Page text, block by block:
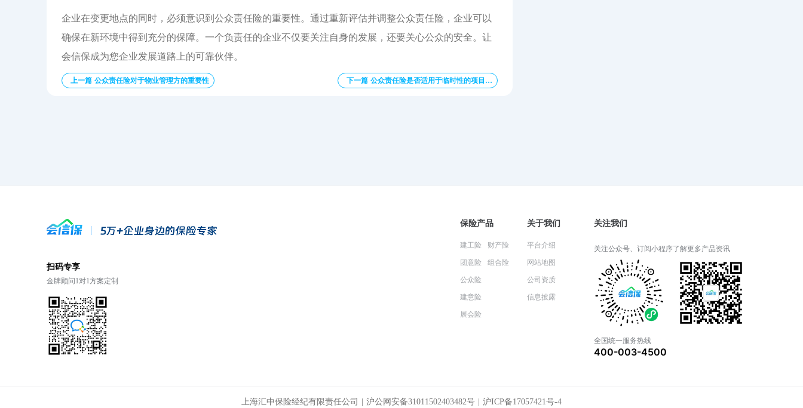
企业在变更地点的同时，必须意识到公众责任险的重要性。通过重新评估并调整公众责任险，企业可以
确保在新环境中得到充分的保障。一个负责任的企业不仅要关注自身的发展，还要关心公众的安全。让
会信保成为您企业发展道路上的可靠伙伴。
上一篇 公众责任险对于物业管理方的重要性 下一篇 公众责任险是否适用于临时性的项目或活动？
财产一切险可以覆盖自然灾害损失
吗？
2024-05-29 03:33:20
财产一切险和家庭财产保险有什么
2024-05-27 03:41:35
扫码专享
金牌顾问1对1方案定制
保险产品
建工险
团意险
公众险
建意险
展会险
财产险
组合险
关于我们
平台介绍
网站地图
公司资质
信息披露
关注我们
关注公众号、订阅小程序了解更多产品资讯
全国统一服务热线
400-003-4500
上海汇中保险经纪有限责任公司 | 沪公网安备31011502403482号 沪ICP备17057421号-4